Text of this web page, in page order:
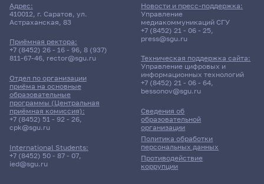
Адрес:
410012, г. Саратов, ул.
Астраханская, 83
Приёмная ректора:
+7 (8452) 26 - 16 - 96, 8 (937)
811-67-46, rector@sgu.ru
Отдел по организации
приёма на основные
образовательные
программы (Центральная
приёмная комиссия):
+7 (8452) 51 - 92 - 26,
cpk@sgu.ru
International Students:
+7 (8452) 50 - 87 - 07,
ied@sgu.ru
Сведения об
образовательной
организации
Политика обработки
персональных данных
Противодействие
коррупции
Новости и пресс-поддержка:
Управление
медиакоммуникаций СГУ
+7 (8452) 21 - 06 - 25,
press@sgu.ru
Техническая поддержка сайта:
Управление цифровых и
информационных технологий
+7 (8452) 21 - 06 - 64,
bessonov@sgu.ru